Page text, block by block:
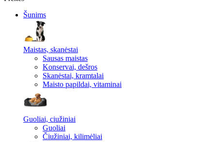
Šunims
Maistas, skanėstai
Sausas maistas
Konservai, dešros
Skanėstai, kramtalai
Maisto papildai, vitaminai
Guoliai, ciužiniai
Guoliai
Čiužiniai, kilimėliai